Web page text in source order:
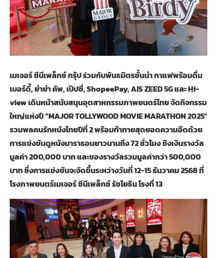
เมเจอร์ ซีนีเพล็กซ์ กรุ้ป ร่วมกับพันธมิตรชั้นนำ กาแฟพร้อมดื่ม
เบอร์ดี้, ยำยำ คัพ, เป๊ปซี่, ShopeePay, AIS ZEED 5G และ Hi-
view เดินหน้าสนับสนุนอุตสาหกรรมภาพยนตร์ไทย จัดกิจกรรม
ใหญ่แห่งปี “MAJOR TOLLYWOOD MOVIE MARATHON 2025”
รวมพลคนรักหนังไทยปีที่ 2 พร้อมท้าทายสุดยอดความอึดด้วย
การแข่งขันดูหนังมาราธอนยาวนานถึง 72 ชั่วโมง ชิงเงินรางวัล
มูลค่า 200,000 บาท และของรางวัลรวมมูลค่ากว่า 500,000
บาท ซึ่งการแข่งขันจะจัดขึ้นระหว่างวันที่ 12-15 ธันวาคม 2568 ที่
โรงภาพยนตร์เมเจอร์ ซีนีเพล็กซ์ รัชโยธิน โรงที่ 13